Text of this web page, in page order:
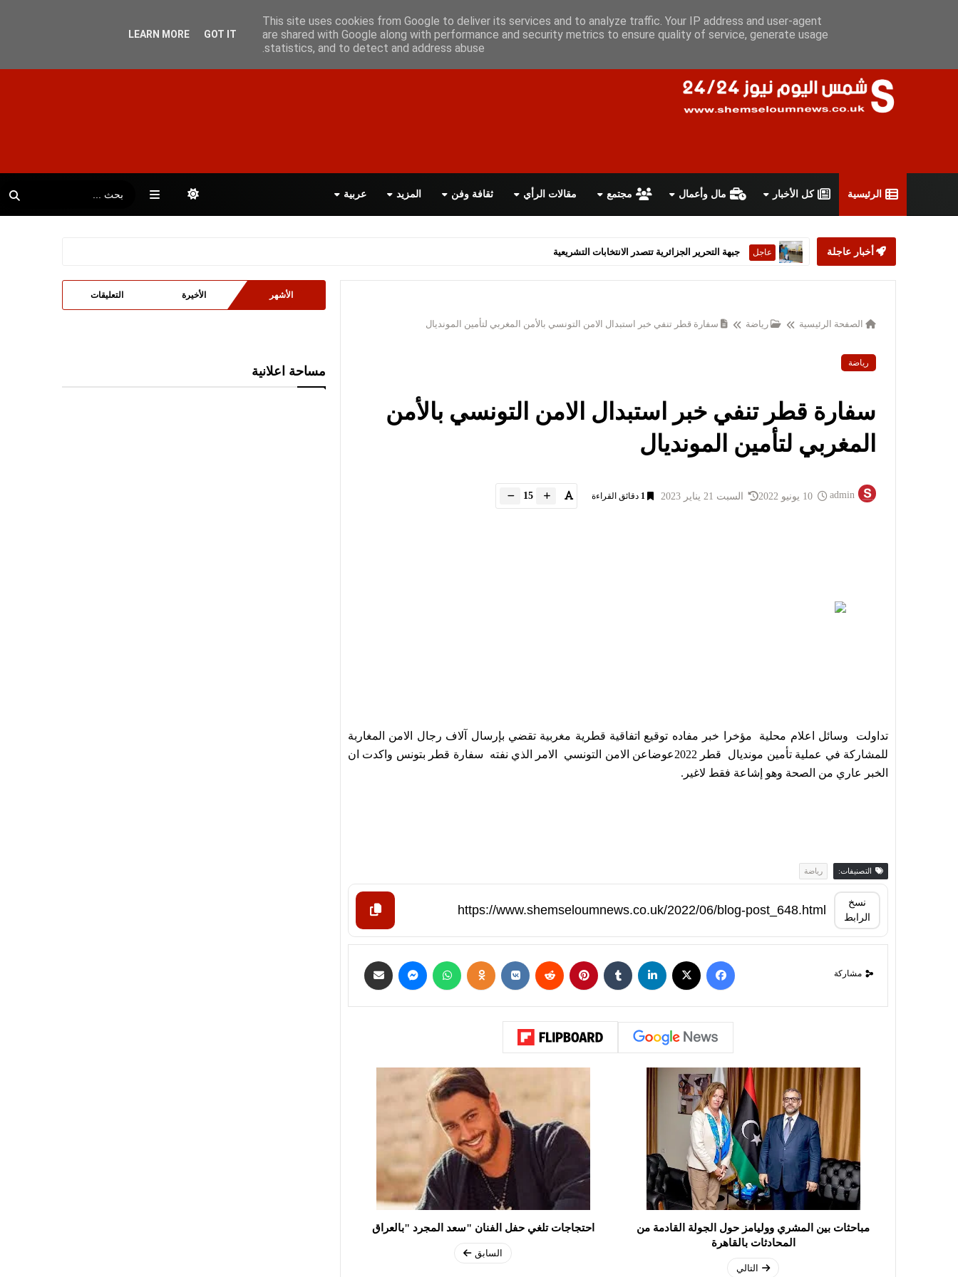
سياسة الخصوصية اتفاقية الاستخدام أعلن معانا اتصل بنا اقرأ الصحيفة PDF
الرئيسية كل الأخبار مال وأعمال مجتمع مقالات الرأي ثقافة وفن المزيد عربية
أخبار عاجلة عاجل ستارمر يعلن استقالته من رئاسة الحكومة البريطانية
الصفحة الرئيسية رياضة سفارة قطر تنفي خبر استبدال الامن التونسي بالأمن المغربي لتأمين المونديال
رياضة
سفارة قطر تنفي خبر استبدال الامن التونسي بالأمن
المغربي لتأمين المونديال
admin السبت 21 يناير 2023 1 دقائق القراءة 15
تداولت وسائل اعلام محلية مؤخرا خبر مفاده توقيع اتفاقية قطرية مغربية تقضي بإرسال آلاف رجال الامن المغاربة
للمشاركة في عملية تأمين مونديال قطر 2022عوضاعن الامن التونسي الامر الذي نفته سفارة قطر بتونس واكدت ان
الخبر عاري من الصحة وهو إشاعة فقط لاغير.
التصنيفات: رياضة
نسخ
الرابط
مشاركة
مباحثات بين المشري ووليامز حول الجولة القادمة من
المحادثات بالقاهرة
التالي
احتجاجات تلغي حفل الفنان "سعد المجرد "بالعراق
السابق
الأشهر الأخيرة التعليقات
مساحة اعلانية
This site uses cookies from Google to deliver its services and to analyze traffic. Your IP address and user-agent
are shared with Google along with performance and security metrics to ensure quality of service, generate usage
statistics, and to detect and address abuse.
LEARN MORE GOT IT